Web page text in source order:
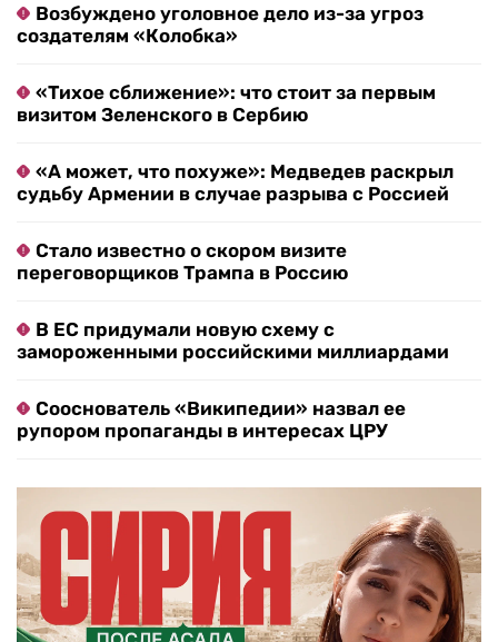
Возбуждено уголовное дело из-за угроз
создателям «Колобка»
«Тихое сближение»: что стоит за первым
визитом Зеленского в Сербию
«А может, что похуже»: Медведев раскрыл
судьбу Армении в случае разрыва с Россией
Стало известно о скором визите
переговорщиков Трампа в Россию
В ЕС придумали новую схему с
замороженными российскими миллиардами
Сооснователь «Википедии» назвал ее
рупором пропаганды в интересах ЦРУ